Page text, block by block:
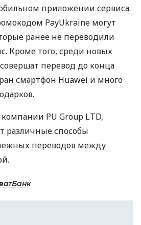
приложении сервиса.
PayUkraine могут
ранее не переводили
Кроме того, среди новых
перевод до конца
смартфон Huawei и много
PU Group LTD,
различные способы
переводов между